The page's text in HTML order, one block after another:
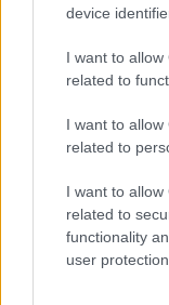
device
I want to
related to
I want to
related to
I want to
related to
functionality
user protection.
ΡΟΗ
08/08/2026
Δείπνο της
παρουσία των
«Αντίο» με ήττα
Ουρμπίνο